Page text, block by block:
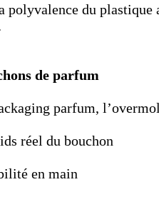
polyvalence du
de parfum
parfum,
réel du bouchon
en main